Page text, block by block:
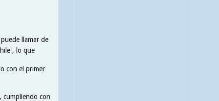
llamar de
, lo que
con el primer
cumpliendo con